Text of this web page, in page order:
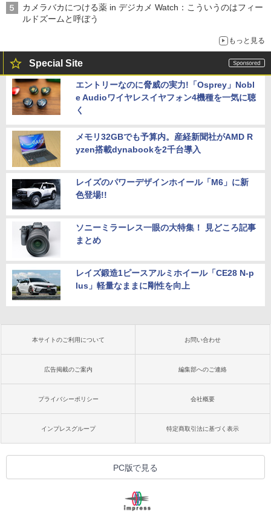
カメラバカにつける薬 in デジカメ Watch：こういうのはフィー
ルドズームと呼ぼう
もっと見る
Special Site
エントリーなのに脅威の実力!「Osprey」Nobl
e Audioワイヤレスイヤフォン4機種を一気に聴
く
メモリ32GBでも予算内。産経新聞社がAMD R
yzen搭載dynabookを2千台導入
レイズのパワーデザインホイール「M6」に新
色登場!!
ソニーミラーレス一眼の大特集！ 見どころ記事
まとめ
レイズ鍛造1ピースアルミホイール「CE28 N-p
lus」軽量なままに剛性を向上
本サイトのご利用について お問い合わせ
広告掲載のご案内 編集部へのご連絡
プライバシーポリシー 会社概要
インプレスグループ 特定商取引法に基づく表示
PC版で見る